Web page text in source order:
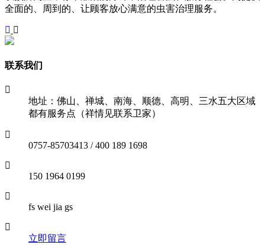
全面的、周到的、让顾客放心满意的虫害治理服务。
联系我们
地址：佛山、禅城、南海、顺德、高明、三水五大区域
都有服务点（祥情见联系卫家）
0757-85703413 / 400 189 1698
150 1964 0199
fs wei jia gs
立即留言